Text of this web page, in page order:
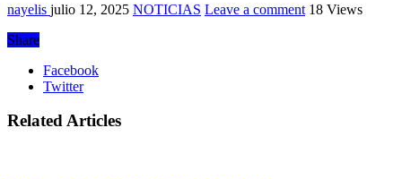
nayelis julio 12, 2025 NOTICIAS Leave a comment 18 Views
Share
Facebook
Twitter
Related Articles